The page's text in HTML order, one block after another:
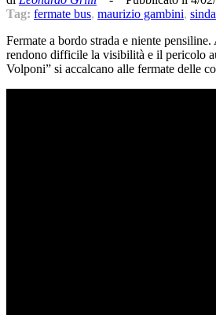
Tag: fermate bus, maurizio gambini,
Fermate a bordo strada e niente
rendono difficile la visibilità e il pericolo
Volponi” si accalcano alle fermate delle